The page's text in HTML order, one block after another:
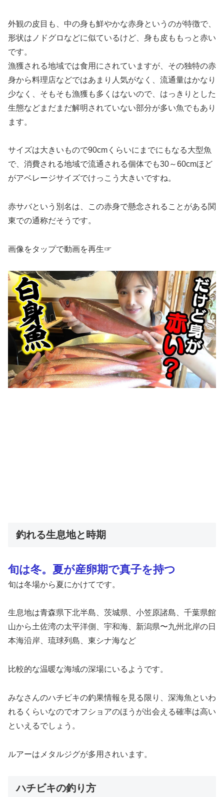
外観の皮目も、中の身も鮮やかな赤身というのが特徴で、
形状はノドグロなどに似ているけど、身も皮ももっと赤い
です。
漁獲される地域では食用にされていますが、その独特の赤
身から料理店などではあまり人気がなく、流通量はかなり
少なく、そもそも漁獲も多くはないので、はっきりとした
生態などまだまだ解明されていない部分が多い魚でもあり
ます。
サイズは大きいもので90cmくらいにまでにもなる大型魚
で、消費される地域で流通される個体でも30～60cmほど
がアベレージサイズでけっこう大きいですね。
赤サバという別名は、この赤身で懸念されることがある関
東での通称だそうです。
画像をタップで動画を再生☞
釣れる生息地と時期
旬は冬。夏が産卵期で真子を持つ
旬は冬場から夏にかけてです。
生息地は青森県下北半島、茨城県、小笠原諸島、千葉県館
山から土佐湾の太平洋側、宇和海、新潟県〜九州北岸の日
本海沿岸、琉球列島、東シナ海など
比較的な温暖な海域の深場にいるようです。
みなさんのハチビキの釣果情報を見る限り、深海魚といわ
れるくらいなのでオフショアのほうが出会える確率は高い
といえるでしょう。
ルアーはメタルジグが多用されいます。
ハチビキの釣り方